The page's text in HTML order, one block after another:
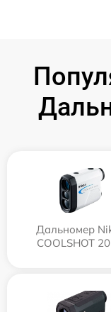
Дальномер
COOLSHOT